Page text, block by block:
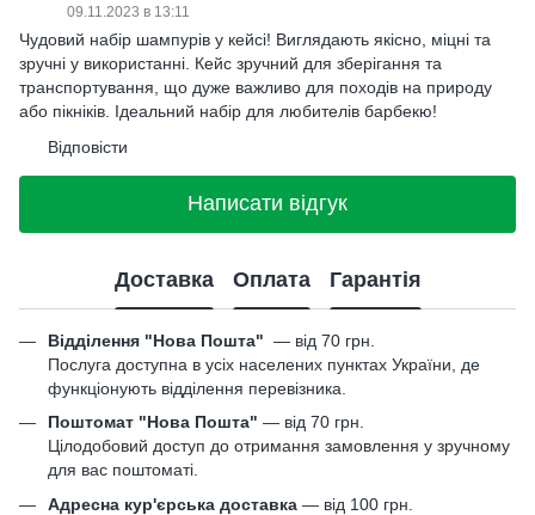
09.11.2023 в 13:11
Чудовий набір шампурів у кейсі! Виглядають якісно, міцні та
зручні у використанні. Кейc зручний для зберігання та
транспортування, що дуже важливо для походів на природу
або пікніків. Ідеальний набір для любителів барбекю!
Відповісти
Написати відгук
Доставка Оплата Гарантія
Відділення "Нова Пошта" — від 70 грн.
Послуга доступна в усіх населених пунктах України, де
функціонують відділення перевізника.
Поштомат "Нова Пошта" — від 70 грн.
Цілодобовий доступ до отримання замовлення у зручному
для вас поштоматі.
Адресна кур'єрська доставка — від 100 грн.